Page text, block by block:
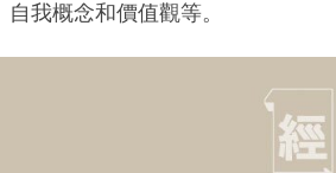
我概念和價值觀等。